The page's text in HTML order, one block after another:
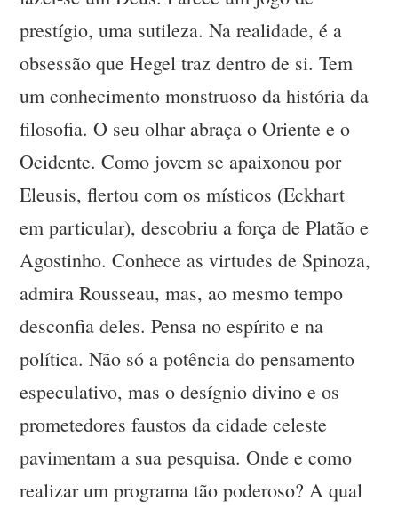
prestígio, uma sutileza. Na realidade, é a
obsessão que Hegel traz dentro de si. Tem
um conhecimento monstruoso da história da
filosofia. O seu olhar abraça o Oriente e o
Ocidente. Como jovem se apaixonou por
Eleusis, flertou com os místicos (Eckhart
em particular), descobriu a força de Platão e
Agostinho. Conhece as virtudes de Spinoza,
admira Rousseau, mas, ao mesmo tempo
desconfia deles. Pensa no espírito e na
política. Não só a potência do pensamento
especulativo, mas o desígnio divino e os
prometedores faustos da cidade celeste
pavimentam a sua pesquisa. Onde e como
realizar um programa tão poderoso? A qual